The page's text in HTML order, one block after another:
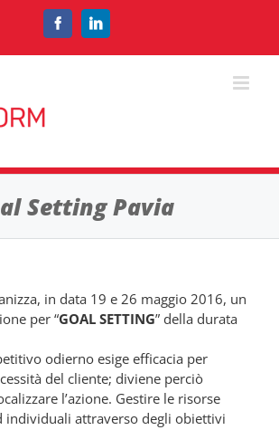
FacebookLinkedIn
Setting Pavia
in data 19 e 26 maggio 2016, un
per “GOAL SETTING” della durata
odierno esige efficacia per
del cliente; diviene perciò
l’azione. Gestire le risorse
individuali attraverso degli obiettivi